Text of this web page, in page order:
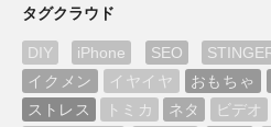
タグクラウド
DIY iPhone SEO
イクメン
イヤイヤ おもちゃ
ストレス
トミカ ネタ ビデオ